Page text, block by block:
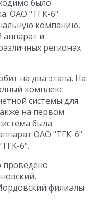
было
ОАО "ТГК-6"
компанию,
и
регионах
на два этапа. На
комплекс
системы для
на первом
была
ОАО "ТГК-6"
6".
проведено
филиалы